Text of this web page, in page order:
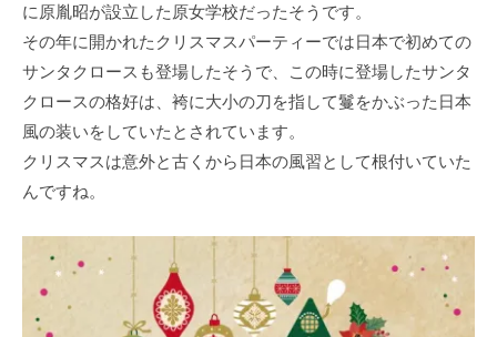
に原胤昭が設立した原女学校だったそうです。
その年に開かれたクリスマスパーティーでは日本で初めての
サンタクロースも登場したそうで、この時に登場したサンタ
クロースの格好は、袴に大小の刀を指して鬘をかぶった日本
風の装いをしていたとされています。
クリスマスは意外と古くから日本の風習として根付いていた
んですね。